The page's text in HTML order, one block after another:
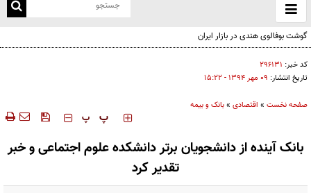
باز
و
کد خبر: ۲۹۶۱۳۱
تاریخ انتشار: ۰۹ مهر ۱۳۹۴ - ۱۵:۲۲
صفحه نخست » اقتصادی »بانک و بیمه
‍‍‍ پ پ
بانک آینده از دانشجویان برتر دانشکده علوم اجتماعی و خبر
تقدیر کرد